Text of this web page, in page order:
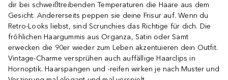
dir bei schweißtreibenden Temperaturen die Haare aus dem
Gesicht. Andererseits peppen sie deine Frisur auf. Wenn du
Retro-Looks liebst, sind Scrunchies das Richtige für dich. Die
fröhlichen Haargummis aus Organza, Satin oder Samt
erwecken die 90er wieder zum Leben akzentuieren dein Outfit.
Vintage-Charme versprühen auch auffällige Haarclips in
Hornoptik. Haarspangen und -reifen wirken je nach Muster und